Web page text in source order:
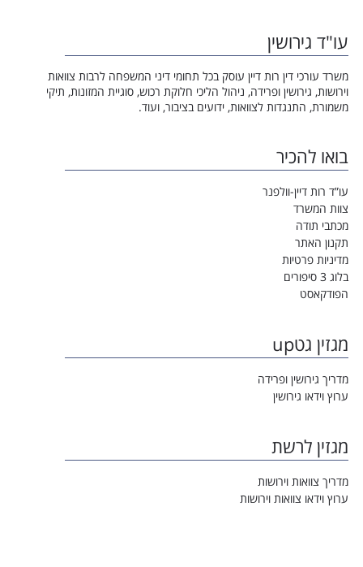
עו"ד גירושין
משרד עורכי דין רות דיין עוסק בכל תחומי דיני המשפחה לרבות צוואות
וירושות, גירושין ופרידה, ניהול הליכי חלוקת רכוש, סוגיית המזונות, תיקי
משמורת, התנגדות לצוואות, ידועים בציבור, ועוד.
בואו להכיר
עו”ד רות דיין-וולפנר
צוות המשרד
מכתבי תודה
תקנון האתר
מדיניות פרטיות
בלוג 3 סיפורים
הפודקאסט
מגזין גטup
מדריך גירושין ופרידה
ערוץ וידאו גירושין
מגזין לרשת
מדריך צוואות וירושות
ערוץ וידאו צוואות וירושות